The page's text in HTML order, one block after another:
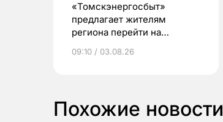
«Томскэнергосбыт»
предлагает жителям
региона перейти на
выиграть призы
09:10 / 03.08.26
Похожие новости